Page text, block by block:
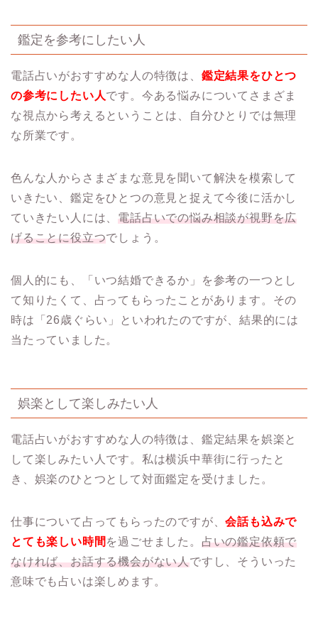
鑑定を参考にしたい人
電話占いがおすすめな人の特徴は、 鑑定結果をひとつ
の参考にしたい人です。今ある悩みについてさまざま
な視点から考えるということは、自分ひとりでは無理
な所業です。
色んな人からさまざまな意見を聞いて解決を模索して
いきたい、鑑定をひとつの意見と捉えて今後に活かし
ていきたい人には、電話占いでの悩み相談が視野を広
げることに役立つでしょう。
個人的にも、「いつ結婚できるか」を参考の一つとし
て知りたくて、占ってもらったことがあります。その
時は「26歳ぐらい」といわれたのですが、結果的には
当たっていました。
娯楽として楽しみたい人
電話占いがおすすめな人の特徴は、鑑定結果を娯楽と
して楽しみたい人です。私は横浜中華街に行ったと
き、娯楽のひとつとして対面鑑定を受けました。
仕事について占ってもらったのですが、会話も込みで
とても楽しい時間 を過ごせました。 占いの鑑定依頼で
なければ、お話する機会がない人ですし、そういった
意味でも占いは楽しめます。